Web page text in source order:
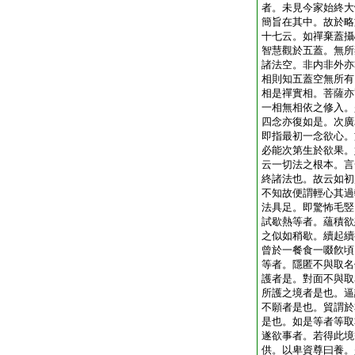
者。未見今家始終
簡旨在其中。故於
十七云。如禪棄蓋
智慧觀於五蓋。無
諸法空。非内非外
相則知五蓋空無所
相是禪實相。菩薩
一相無相依之修入
四念亦復如是。次
即指最初一念欲心
必能次第生於欲果
云一切法之根本。
終諸法也。故云如
不知故便謂輕心其
法具足。即驚怖毛
試歇熱等者。蘊積
之似如稍歇。續起
曾於一餐食一啜飮
等者。隱匿不與取
護者是。對面不與
所護之境者是也。
不願者是也。貿謂
是也。如是等者等
遂欲事者。若得此
供。以卑資尊曰養